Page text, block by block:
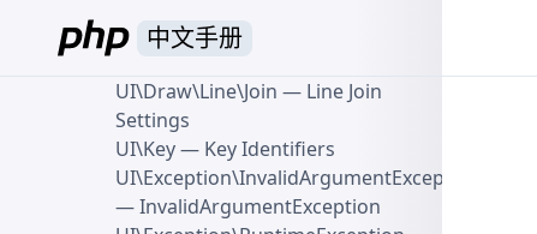
中文手册
UI\Draw\Line\Cap
UI\Draw\Line\Join — Line Join
Settings
UI\Key— Key Identifiers
UI\Exception\InvalidArgumentException
— InvalidArgumentException